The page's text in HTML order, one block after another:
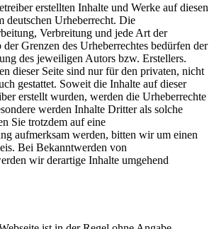
erstellten Inhalte und Werke auf diesen
deutschen Urheberrecht. Die
Verbreitung und jede Art der
Grenzen des Urheberrechtes bedürfen der
des jeweiligen Autors bzw. Erstellers.
dieser Seite sind nur für den privaten, nicht
gestattet. Soweit die Inhalte auf dieser
erstellt wurden, werden die Urheberrechte
werden Inhalte Dritter als solche
Sie trotzdem auf eine
aufmerksam werden, bitten wir um einen
Bei Bekanntwerden von
wir derartige Inhalte umgehend